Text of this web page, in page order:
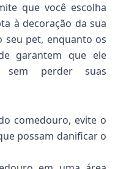
que você escolha
à decoração da sua
seu pet, enquanto os
garantem que ele
perder suas
comedouro, evite o
possam danificar o